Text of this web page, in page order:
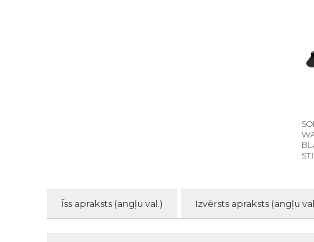
Īss apraksts (angļu val.) Izvērsts apraksts (angļu